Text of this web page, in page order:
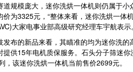
模庞大，迷你洗烘一体机则仍属于小
价为3325元，“整体来看，迷你洗烘一
大家电事业部高级研究经理车宇航表示。
的新品来看，其瞄准的均为迷你洗的
提供15年电机质保服务。石头分子筛迷
，该迷你洗烘一体机当前售价2699元。